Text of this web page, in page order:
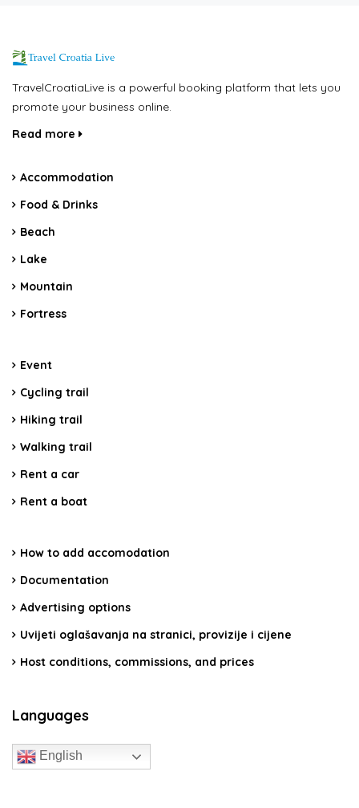
TravelCroatiaLive is a powerful booking platform that lets you
promote your business online.
Read more
Accommodation
Food & Drinks
Beach
Lake
Mountain
Fortress
Event
Cycling trail
Hiking trail
Walking trail
Rent a car
Rent a boat
How to add accomodation
Documentation
Advertising options
Uvijeti oglašavanja na stranici, provizije i cijene
Host conditions, commissions, and prices
Languages
English